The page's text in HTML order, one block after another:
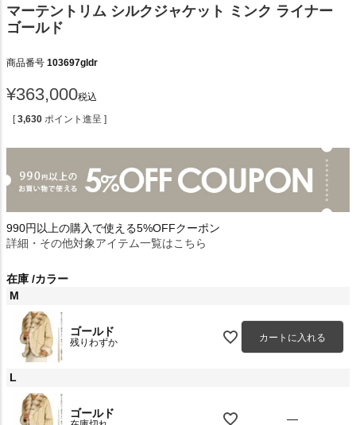
マーテントリム シルクジャケット ミンク ライナー
ゴールド
商品番号 103697gldr
¥363,000税込
[ 3,630 ポイント進呈 ]
990円以上の購入で使える5%OFFクーポン
詳細・その他対象アイテム一覧はこちら
在庫 カラー
M
ゴールド
残りわずか カートに入れる
L
ゴールド —